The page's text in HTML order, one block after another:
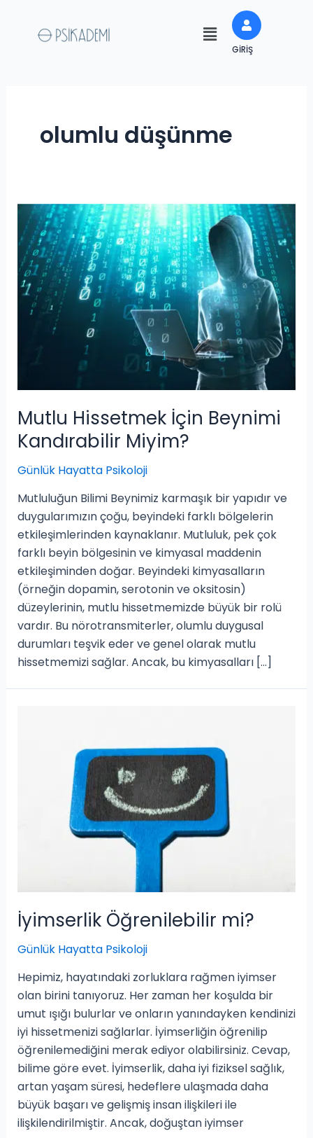
Menü
GIRIŞ
olumlu düşünme
Mutlu Hissetmek İçin Beynimi
Kandırabilir Miyim?
Günlük Hayatta Psikoloji
Mutluluğun Bilimi Beynimiz karmaşık bir yapıdır ve
duygularımızın çoğu, beyindeki farklı bölgelerin
etkileşimlerinden kaynaklanır. Mutluluk, pek çok
farklı beyin bölgesinin ve kimyasal maddenin
etkileşiminden doğar. Beyindeki kimyasalların
(örneğin dopamin, serotonin ve oksitosin)
düzeylerinin, mutlu hissetmemizde büyük bir rolü
vardır. Bu nörotransmiterler, olumlu duygusal
durumları teşvik eder ve genel olarak mutlu
hissetmemizi sağlar. Ancak, bu kimyasalları […]
İyimserlik Öğrenilebilir mi?
Günlük Hayatta Psikoloji
Hepimiz, hayatındaki zorluklara rağmen iyimser
olan birini tanıyoruz. Her zaman her koşulda bir
umut ışığı bulurlar ve onların yanındayken kendinizi
iyi hissetmenizi sağlarlar. İyimserliğin öğrenilip
öğrenilemediğini merak ediyor olabilirsiniz. Cevap,
bilime göre evet. İyimserlik, daha iyi fiziksel sağlık,
artan yaşam süresi, hedeflere ulaşmada daha
büyük başarı ve gelişmiş insan ilişkileri ile
ilişkilendirilmiştir. Ancak, doğuştan iyimser